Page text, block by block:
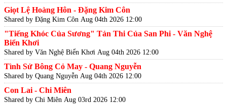
Giọt Lệ Hoàng Hôn - Đặng Kim Côn
Shared by Đặng Kim Côn Aug 04th 2026 12:00
"Tiếng Khóc Của Sương" Tản Thi Của San Phi - Văn Nghệ
Biển Khơi
Shared by Văn Nghệ Biển Khơi Aug 04th 2026 12:00
Tình Sử Bông Cỏ May - Quang Nguyễn
Shared by Quang Nguyễn Aug 04th 2026 12:00
Con Lai - Chi Miên
Shared by Chi Miên Aug 03rd 2026 12:00